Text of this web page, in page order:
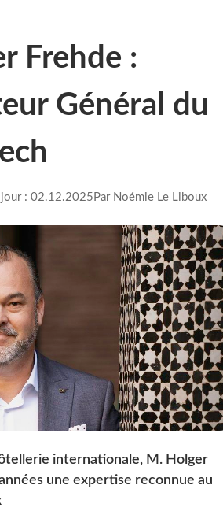
Frehde :
Général du
: 02.12.2025 Par Noémie Le Liboux
internationale, M. Holger
une expertise reconnue au